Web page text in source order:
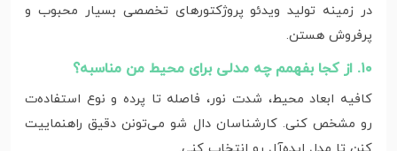
در زمینه تولید ویدئو پروژکتورهای تخصصی بسیار محبوب و
پرفروش هستن.
۱۰. از کجا بفهمم چه مدلی برای محیط من مناسبه؟
کافیه ابعاد محیط، شدت نور، فاصله تا پرده و نوع استفاده‌ت
رو مشخص کنی. کارشناسان دال شو می‌تونن دقیق راهنماییت